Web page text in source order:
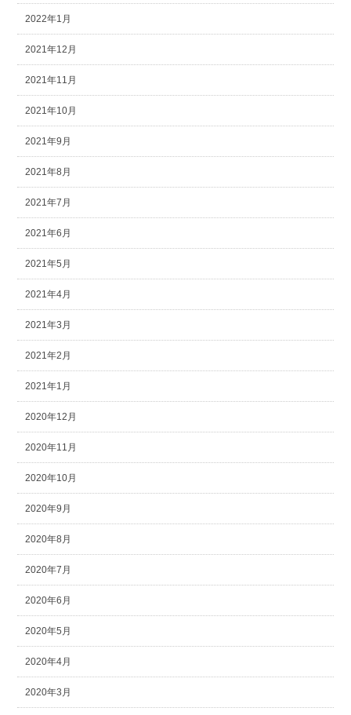
2022年1月
2021年12月
2021年11月
2021年10月
2021年9月
2021年8月
2021年7月
2021年6月
2021年5月
2021年4月
2021年3月
2021年2月
2021年1月
2020年12月
2020年11月
2020年10月
2020年9月
2020年8月
2020年7月
2020年6月
2020年5月
2020年4月
2020年3月